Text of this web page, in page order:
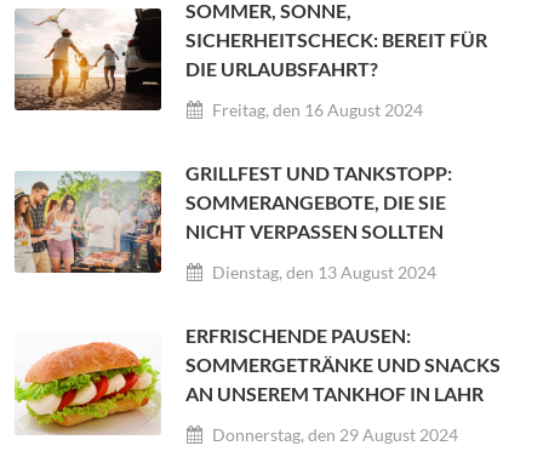
SOMMER, SONNE,
SICHERHEITSCHECK: BEREIT FÜR
DIE URLAUBSFAHRT?
Freitag, den 16 August 2024
GRILLFEST UND TANKSTOPP:
SOMMERANGEBOTE, DIE SIE
NICHT VERPASSEN SOLLTEN
Dienstag, den 13 August 2024
ERFRISCHENDE PAUSEN:
SOMMERGETRÄNKE UND SNACKS
AN UNSEREM TANKHOF IN LAHR
Donnerstag, den 29 August 2024